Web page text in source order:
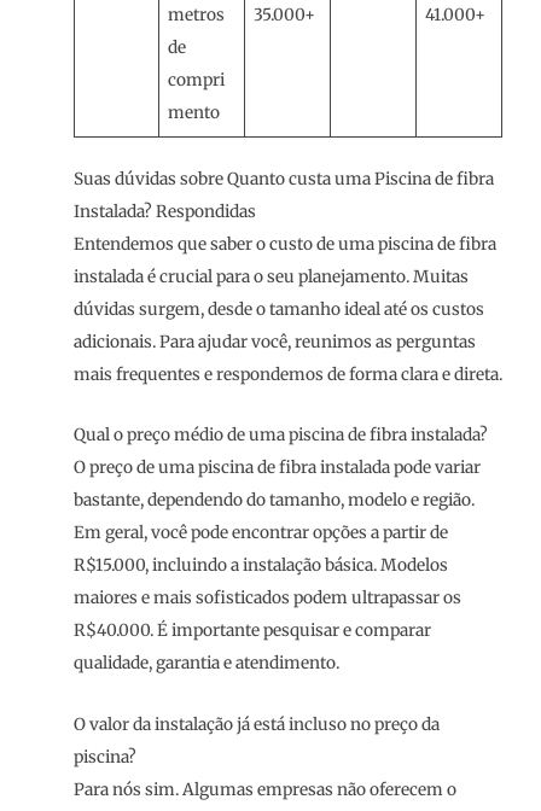
metros
de
compri
mento
35.000+ 41.000+
Suas dúvidas sobre Quanto custa uma Piscina de fibra
Instalada? Respondidas
Entendemos que saber o custo de uma piscina de fibra
instalada é crucial para o seu planejamento. Muitas
dúvidas surgem, desde o tamanho ideal até os custos
adicionais. Para ajudar você, reunimos as perguntas
mais frequentes e respondemos de forma clara e direta.
Qual o preço médio de uma piscina de fibra instalada?
O preço de uma piscina de fibra instalada pode variar
bastante, dependendo do tamanho, modelo e região.
Em geral, você pode encontrar opções a partir de
R$15.000, incluindo a instalação básica. Modelos
maiores e mais sofisticados podem ultrapassar os
R$40.000. É importante pesquisar e comparar
qualidade, garantia e atendimento.
O valor da instalação já está incluso no preço da
piscina?
Para nós sim. Algumas empresas não oferecem o